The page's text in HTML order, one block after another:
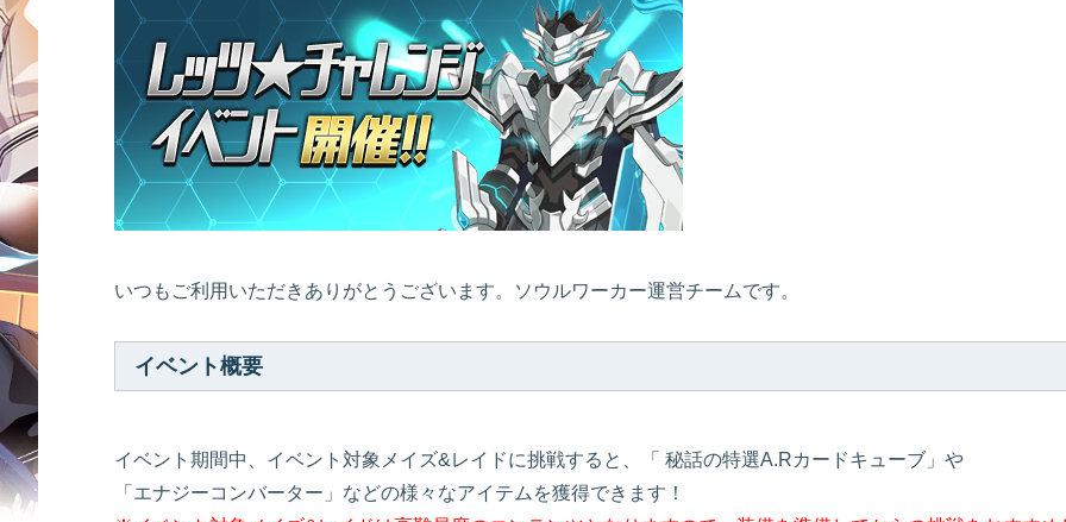
いつもご利用いただきありがとうございます。ソウルワーカー運営チームです。
イベント概要
イベント期間中、イベント対象メイズ&レイドに挑戦すると、「 秘話の特選A.Rカードキューブ」や
「エナジーコンバーター」などの様々なアイテムを獲得できます！